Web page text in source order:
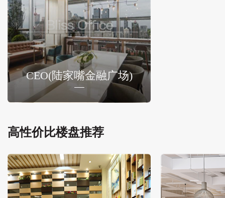
CEO(陆家嘴金融广场)
高性价比楼盘推荐